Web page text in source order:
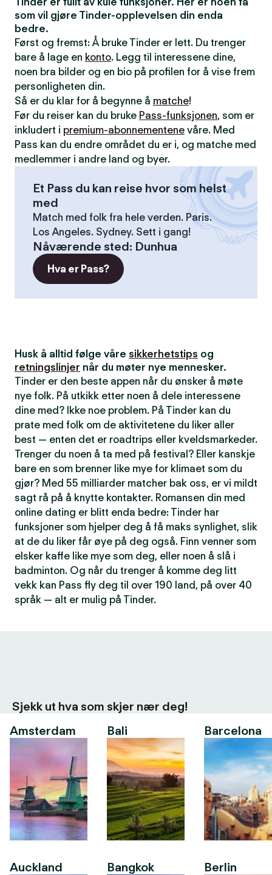
som vil gjøre Tinder-opplevelsen din enda
bedre.
Først og fremst: Å bruke Tinder er lett. Du trenger
bare å lage en konto. Legg til interessene dine,
noen bra bilder og en bio på profilen for å vise frem
personligheten din.
Så er du klar for å begynne å matche!
Før du reiser kan du bruke Pass-funksjonen, som er
inkludert i premium-abonnementene våre. Med
Pass kan du endre området du er i, og matche med
medlemmer i andre land og byer.
Et Pass du kan reise hvor som helst
med
Match med folk fra hele verden. Paris.
Los Angeles. Sydney. Sett i gang!
Nåværende sted: Dunhua
Hva er Pass?
Husk å alltid følge våre sikkerhetstips og
retningslinjer når du møter nye mennesker.
Tinder er den beste appen når du ønsker å møte
nye folk. På utkikk etter noen å dele interessene
dine med? Ikke noe problem. På Tinder kan du
prate med folk om de aktivitetene du liker aller
best — enten det er roadtrips eller kveldsmarkeder.
Trenger du noen å ta med på festival? Eller kanskje
bare en som brenner like mye for klimaet som du
gjør? Med 55 milliarder matcher bak oss, er vi mildt
sagt rå på å knytte kontakter. Romansen din med
online dating er blitt enda bedre: Tinder har
funksjoner som hjelper deg å få maks synlighet, slik
at de du liker får øye på deg også. Finn venner som
elsker kaffe like mye som deg, eller noen å slå i
badminton. Og når du trenger å komme deg litt
vekk kan Pass fly deg til over 190 land, på over 40
språk — alt er mulig på Tinder.
Sjekk ut hva som skjer nær deg!
Amsterdam
Auckland
Bali
Bangkok
Barcelona
Berlin